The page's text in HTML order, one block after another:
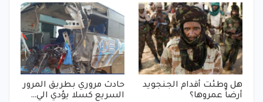
هل وطئت أقدام الجنجويد
أرضاً عمروها؟
حادث مروري بطريق المرور
السريع كسلا يؤدي الي…